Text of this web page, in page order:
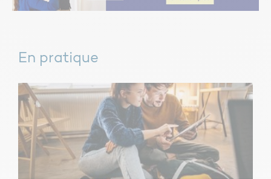
En pratique